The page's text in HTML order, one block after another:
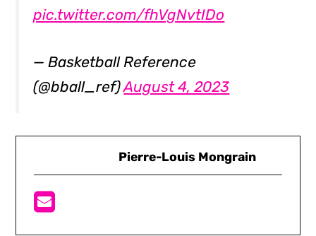
pic.twitter.com/fhVgNvtIDo
— Basketball Reference
(@bball_ref)August 4, 2023
Pierre-Louis Mongrain